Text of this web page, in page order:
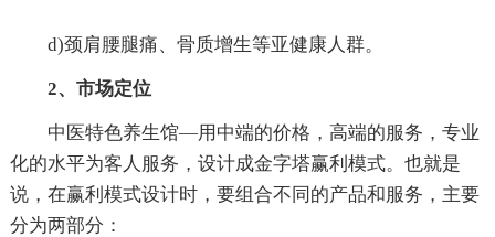
d)颈肩腰腿痛、骨质增生等亚健康人群。
2、市场定位
中医特色养生馆—用中端的价格，高端的服务，专业
化的水平为客人服务，设计成金字塔赢利模式。也就是
说，在赢利模式设计时，要组合不同的产品和服务，主要
分为两部分：